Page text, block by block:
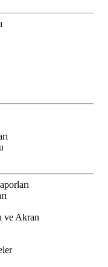
ve Akran